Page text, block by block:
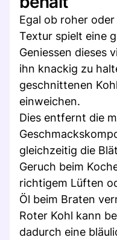
Egal ob roher
Textur spielt eine
Geniessen dieses
ihn knackig zu
geschnittenen
einweichen.
Dies entfernt die
gleichzeitig die
Geruch beim
richtigem Lüften
Öl beim Braten
Roter Kohl kann
dadurch eine